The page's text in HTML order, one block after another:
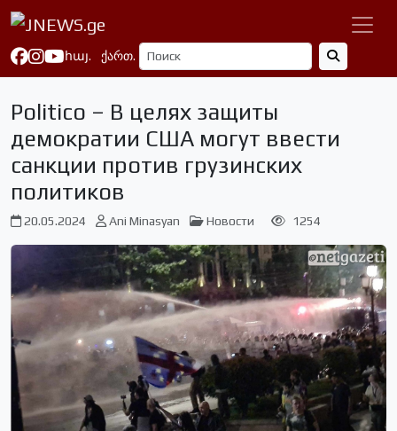
հայ. ქართ.
Politico – В целях защиты
демократии США могут ввести
санкции против грузинских
политиков
20.05.2024 Ani Minasyan Новости 1254